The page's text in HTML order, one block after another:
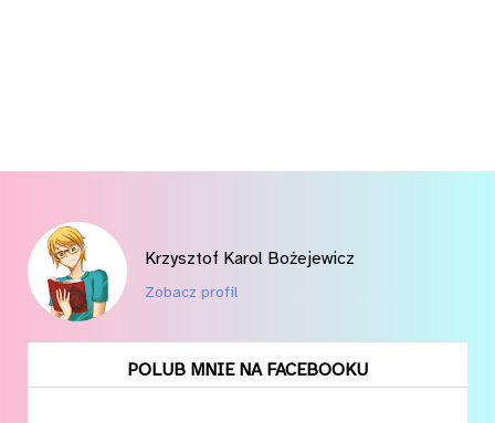
Krzysztof Karol Bożejewicz
Zobacz profil
POLUB MNIE NA FACEBOOKU